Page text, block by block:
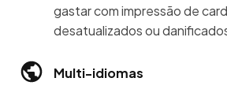
gastar com impressão de
desatualizados ou
Multi-idiomas